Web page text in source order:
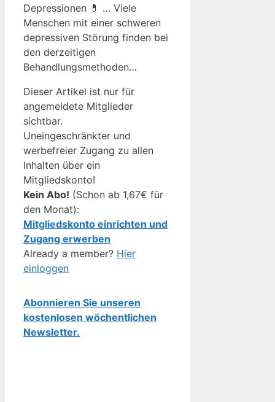
Depressionen 💊 … Viele
Menschen mit einer schweren
depressiven Störung finden bei
den derzeitigen
Behandlungsmethoden…
Dieser Artikel ist nur für
angemeldete Mitglieder
sichtbar.
Uneingeschränkter und
werbefreier Zugang zu allen
Inhalten über ein
Mitgliedskonto!
Kein Abo! (Schon ab 1,67€ für
den Monat):
Mitgliedskonto einrichten und
Zugang erwerben
Already a member? Hier
einloggen
Abonnieren Sie unseren
kostenlosen wöchentlichen
Newsletter.